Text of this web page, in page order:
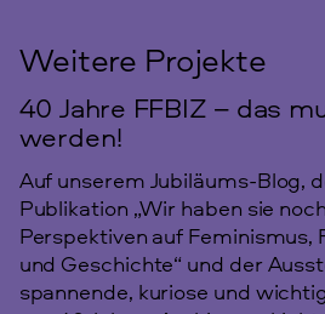
Weitere Projekte
40 Jahre FFBIZ – das
werden!
Auf unserem Jubiläums-Blog,
Publikation „Wir haben sie
Perspektiven auf Feminismus,
und Geschichte“ und der
spannende, kuriose und